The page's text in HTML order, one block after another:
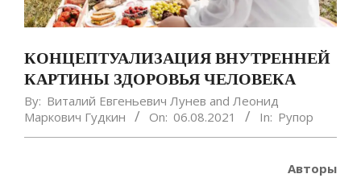
КОНЦЕПТУАЛИЗАЦИЯ ВНУТРЕННЕЙ
КАРТИНЫ ЗДОРОВЬЯ ЧЕЛОВЕКА
By: Виталий Евгеньевич Лунев and Леонид
Маркович Гудкин
On: 06.08.2021 In: Рупор
Авторы